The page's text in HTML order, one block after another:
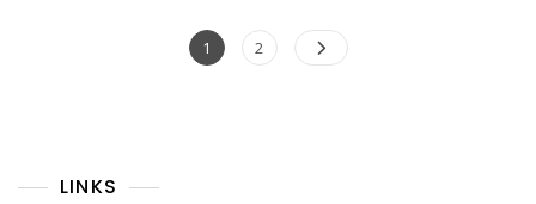
Posts
Page
1 Page
2
LINKS